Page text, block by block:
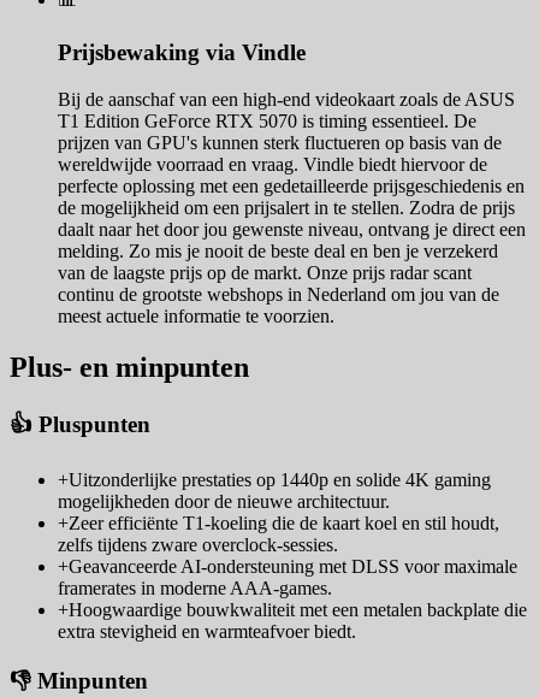
Prijsbewaking via Vindle
Bij de aanschaf van een high-end videokaart zoals de ASUS
T1 Edition GeForce RTX 5070 is timing essentieel. De
prijzen van GPU's kunnen sterk fluctueren op basis van de
wereldwijde voorraad en vraag. Vindle biedt hiervoor de
perfecte oplossing met een gedetailleerde prijsgeschiedenis en
de mogelijkheid om een prijsalert in te stellen. Zodra de prijs
daalt naar het door jou gewenste niveau, ontvang je direct een
melding. Zo mis je nooit de beste deal en ben je verzekerd
van de laagste prijs op de markt. Onze prijs radar scant
continu de grootste webshops in Nederland om jou van de
meest actuele informatie te voorzien.
Plus- en minpunten
👍 Pluspunten
+Uitzonderlijke prestaties op 1440p en solide 4K gaming
mogelijkheden door de nieuwe architectuur.
+Zeer efficiënte T1-koeling die de kaart koel en stil houdt,
zelfs tijdens zware overclock-sessies.
+Geavanceerde AI-ondersteuning met DLSS voor maximale
framerates in moderne AAA-games.
+Hoogwaardige bouwkwaliteit met een metalen backplate die
extra stevigheid en warmteafvoer biedt.
👎 Minpunten